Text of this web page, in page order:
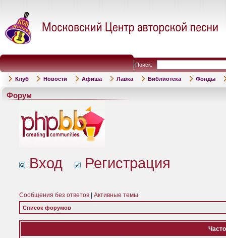
Поиск:
Клуб Новости Афиша Лавка Библиотека Фонды
Форум
Вход Регистрация
Сообщения без ответов Активные темы
Список форумов